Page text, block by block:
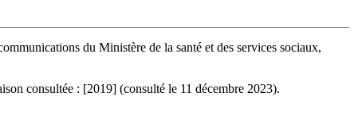
du Ministère de la santé et des services sociaux,
consultée : [2019] (consulté le 11 décembre 2023).